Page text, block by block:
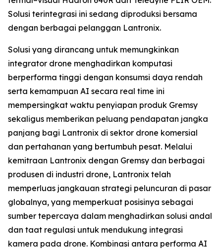
Solusi terintegrasi ini sedang diproduksi bersama
dengan berbagai pelanggan Lantronix.
Solusi yang dirancang untuk memungkinkan
integrator drone menghadirkan komputasi
berperforma tinggi dengan konsumsi daya rendah
serta kemampuan AI secara real time ini
mempersingkat waktu penyiapan produk Gremsy
sekaligus memberikan peluang pendapatan jangka
panjang bagi Lantronix di sektor drone komersial
dan pertahanan yang bertumbuh pesat. Melalui
kemitraan Lantronix dengan Gremsy dan berbagai
produsen di industri drone, Lantronix telah
memperluas jangkauan strategi peluncuran di pasar
globalnya, yang memperkuat posisinya sebagai
sumber tepercaya dalam menghadirkan solusi andal
dan taat regulasi untuk mendukung integrasi
kamera pada drone. Kombinasi antara performa AI